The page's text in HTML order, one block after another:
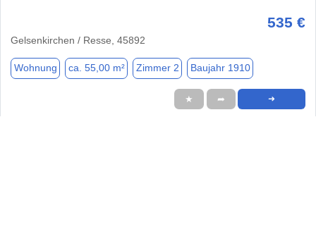
535 €
Gelsenkirchen / Resse, 45892
Wohnung ca. 55,00 m² Zimmer 2 Baujahr 1910
★ ➦ ➜